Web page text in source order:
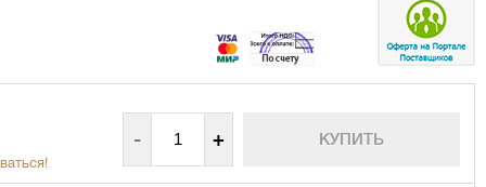
- +